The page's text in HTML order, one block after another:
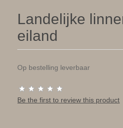
Landelijke
eiland
Op bestelling leverbaar
Be the first to review this product